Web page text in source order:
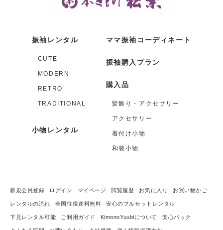
振袖レンタル
CUTE
MODERN
RETRO
TRADITIONAL
小物レンタル
ママ振袖コーディネート
振袖購入プラン
購入品
髪飾り・アクセサリー
アクセサリー
着付け小物
和装小物
新規会員登録 ログイン マイページ 閲覧履歴 お気に入り お買い物かご
レンタルの流れ 全国往復送料無料 安心のフルセットレンタル
下見レンタル可能 ご利用ガイド KimonoYuubiについて 安心パック